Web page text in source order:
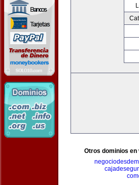
Otros dominios en